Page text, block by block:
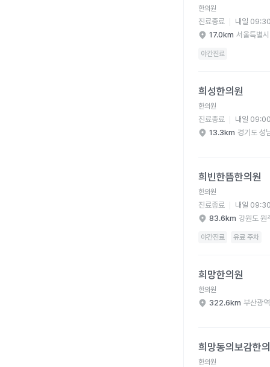
한의원
진료종료
내일
17.0km 서울특별
야간진료
희성한의원
한의원
진료종료
내일
13.3km 경기도 성
희빈한뜸한의원
한의원
진료종료
내일
83.6km 강원도 원
야간진료 유료 주차
희망한의원
한의원
322.6km 부산광
희망동의보감한
한의원